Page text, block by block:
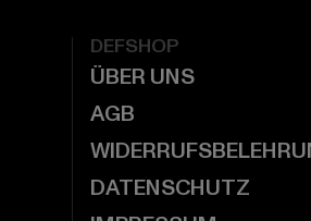
DEFSHOP
ÜBER UNS
AGB
DATENSCHUTZ